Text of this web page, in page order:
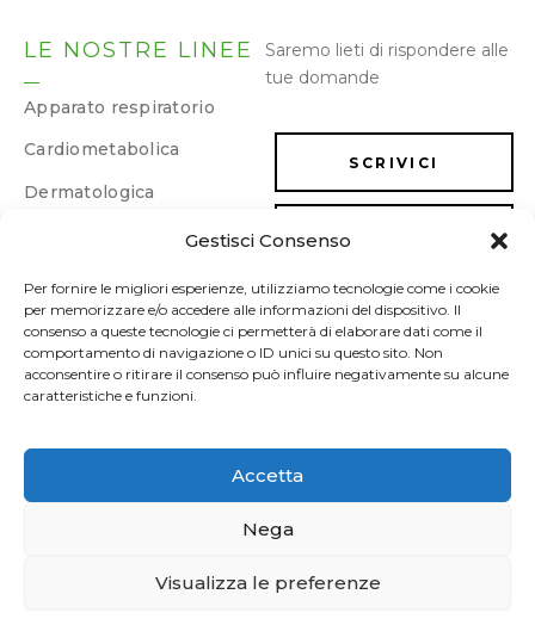
Gestisci Consenso
Per fornire le migliori esperienze, utilizziamo tecnologie come i cookie
per memorizzare e/o accedere alle informazioni del dispositivo. Il
consenso a queste tecnologie ci permetterà di elaborare dati come il
comportamento di navigazione o ID unici su questo sito. Non
acconsentire o ritirare il consenso può influire negativamente su alcune
caratteristiche e funzioni.
Accetta
Nega
Visualizza le preferenze
LE NOSTRE LINEE
Apparato respiratorio
Cardiometabolica
Dermatologica
Energia e memoria
Gastrointestinale
Ginecologica/Urologica
Sonno e umore
Sport
Saremo lieti di rispondere alle
tue domande
SCRIVICI
LAVORA CON NOI
FITOBIOS srl | Via Ruvo 78/80 | 76011 Bisceglie (BT) | P. IVA